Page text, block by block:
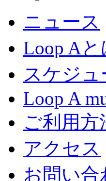
ニュース
Loop Aと
スケジュ
Loop A
ご利用方
アクセス
お問い合